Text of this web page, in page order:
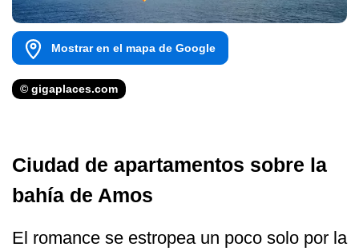
Mostrar en el mapa de Google
© gigaplaces.com
Ciudad de apartamentos sobre la
bahía de Amos
El romance se estropea un poco solo por la